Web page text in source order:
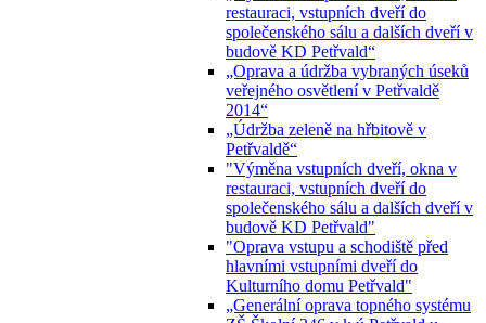
restauraci, vstupních dveří do
společenského sálu a dalších dveří v
budově KD Petřvald“
„Oprava a údržba vybraných úseků
veřejného osvětlení v Petřvaldě
2014“
„Údržba zeleně na hřbitově v
Petřvaldě“
"Výměna vstupních dveří, okna v
restauraci, vstupních dveří do
společenského sálu a dalších dveří v
budově KD Petřvald"
"Oprava vstupu a schodiště před
hlavními vstupními dveří do
Kulturního domu Petřvald"
„Generální oprava topného systému